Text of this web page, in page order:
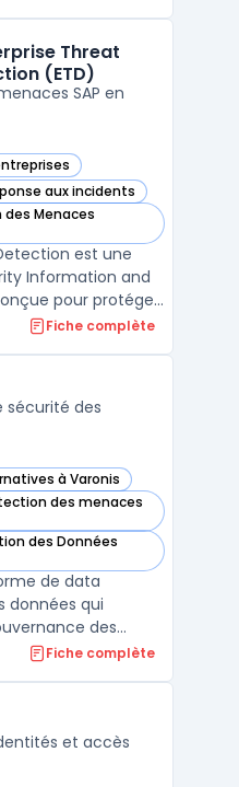
la détection
des menaces et rationaliser ...
Threat
(ETD)
SAP en
Detection (ETD) dans cette
aux incidents
Detection (ETD) dans cette
des Menaces
Detection (ETD) dans cette
est une
Information and
pour protéger
Elle
suspects et
av ...
Fiche complète
sécurité des
à Varonis
catégorie
des menaces
catégorie
des Données
catégorie
de data
données qui
des
pour réduire
menaces internes,
Fiche complète
et accès